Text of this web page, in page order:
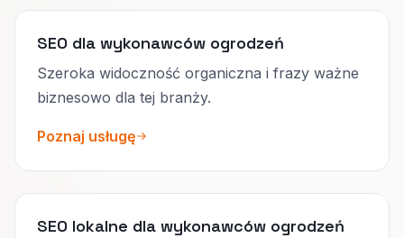
SEO dla wykonawców ogrodzeń
Szeroka widoczność organiczna i frazy ważne
biznesowo dla tej branży.
Poznaj usługę
SEO lokalne dla wykonawców ogrodzeń